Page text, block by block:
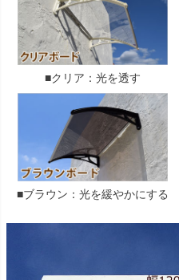
■クリア：光を透す
■ブラウン：光を緩やかにする